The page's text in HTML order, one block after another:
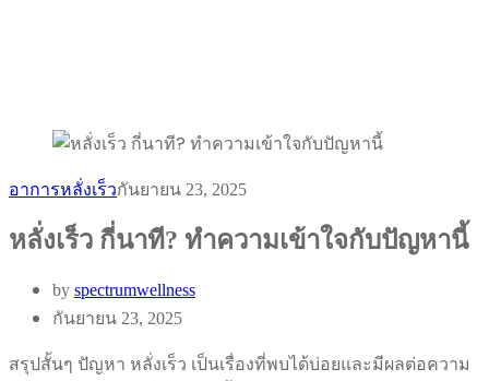
อาการหลั่งเร็วกันยายน 23, 2025
หลั่งเร็ว กี่นาที? ทำความเข้าใจกับปัญหานี้
by spectrumwellness
กันยายน 23, 2025
สรุปสั้นๆ ปัญหา หลั่งเร็ว เป็นเรื่องที่พบได้บ่อยและมีผลต่อความ